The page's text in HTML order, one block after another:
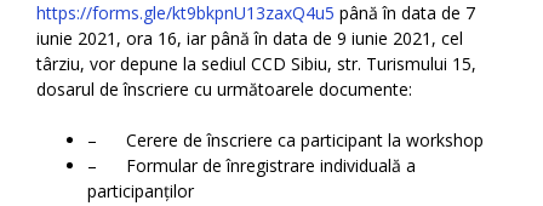
https://forms.gle/kt9bkpnU13zaxQ4u5 până în data de 7
iunie 2021, ora 16, iar până în data de 9 iunie 2021, cel
târziu, vor depune la sediul CCD Sibiu, str. Turismului 15,
dosarul de înscriere cu următoarele documente:
– Cerere de înscriere ca participant la workshop
– Formular de înregistrare individuală a
participanților